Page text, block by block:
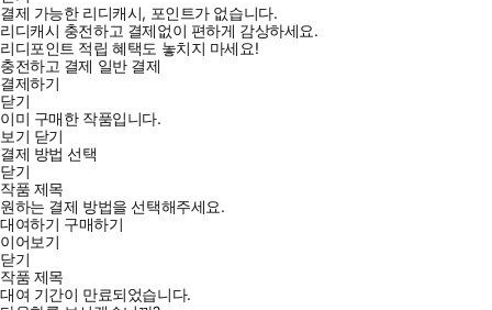
결제 가능한 리디캐시, 포인트가 없습니다.
리디캐시 충전하고 결제없이 편하게 감상하세요.
리디포인트 적립 혜택도 놓치지 마세요!
충전하고 결제 일반 결제
결제하기
닫기
이미 구매한 작품입니다.
보기 닫기
결제 방법 선택
닫기
작품 제목
원하는 결제 방법을 선택해주세요.
대여하기 구매하기
이어보기
닫기
작품 제목
대여 기간이 만료되었습니다.